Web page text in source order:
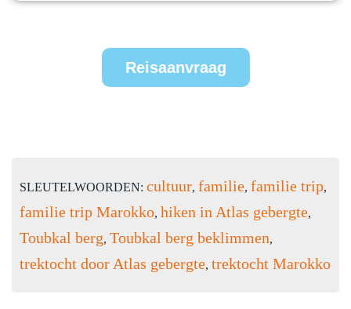
Reisaanvraag
SLEUTELWOORDEN: cultuur, familie, familie trip,
familie trip Marokko, hiken in Atlas gebergte,
Toubkal berg, Toubkal berg beklimmen,
trektocht door Atlas gebergte, trektocht Marokko